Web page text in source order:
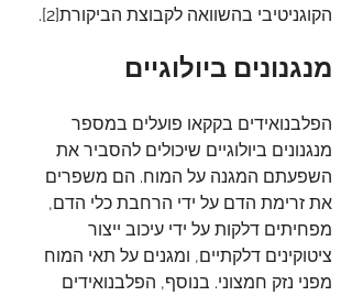
הקוגניטיבי בהשוואה לקבוצת הביקורת[2].
מנגנונים ביולוגיים
הפלבנואידים בקקאו פועלים במספר
מנגנונים ביולוגיים שיכולים להסביר את
השפעתם המגנה על המוח. הם משפרים
את זרימת הדם על ידי הרחבת כלי הדם,
מפחיתים דלקות על ידי עיכוב ייצור
ציטוקינים דלקתיים, ומגנים על תאי המוח
מפני נזק חמצוני. בנוסף, הפלבנואידים